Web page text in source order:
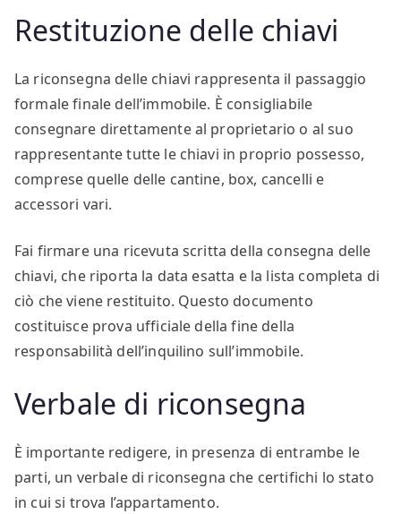
Restituzione delle chiavi
La riconsegna delle chiavi rappresenta il passaggio
formale finale dell’immobile. È consigliabile
consegnare direttamente al proprietario o al suo
rappresentante tutte le chiavi in proprio possesso,
comprese quelle delle cantine, box, cancelli e
accessori vari.
Fai firmare una ricevuta scritta della consegna delle
chiavi, che riporta la data esatta e la lista completa di
ciò che viene restituito. Questo documento
costituisce prova ufficiale della fine della
responsabilità dell’inquilino sull’immobile.
Verbale di riconsegna
È importante redigere, in presenza di entrambe le
parti, un verbale di riconsegna che certifichi lo stato
in cui si trova l’appartamento.